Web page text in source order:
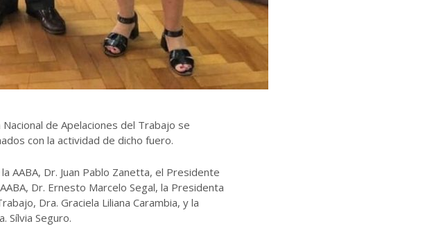
de Apelaciones del Trabajo se
con la actividad de dicho fuero.
AABA, Dr. Juan Pablo Zanetta, el Presidente
Dr. Ernesto Marcelo Segal, la Presidenta
Dra. Graciela Liliana Carambia, y la
Sílvia Seguro.